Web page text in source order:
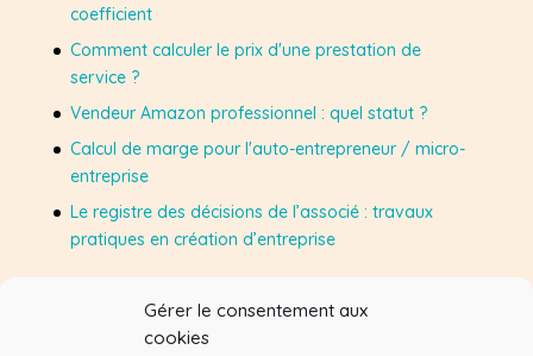
Gérer le consentement aux
cookies
coefficient
Comment calculer le prix d'une prestation de
service ?
Vendeur Amazon professionnel : quel statut ?
Calcul de marge pour l'auto-entrepreneur / micro-
entreprise
Le registre des décisions de l’associé : travaux
pratiques en création d’entreprise
Suivez-moi sur Facebook